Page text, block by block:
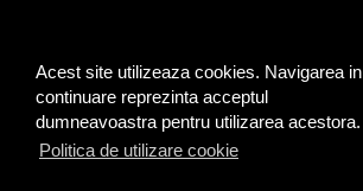
Acest site utilizeaza cookies. Navigarea in
continuare reprezinta acceptul
dumneavoastra pentru utilizarea acestora.
Politica de utilizare cookie